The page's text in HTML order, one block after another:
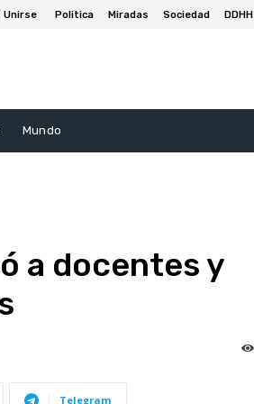
Unirse Politica Miradas Sociedad DDHH
Mundo
a docentes y
Telegram